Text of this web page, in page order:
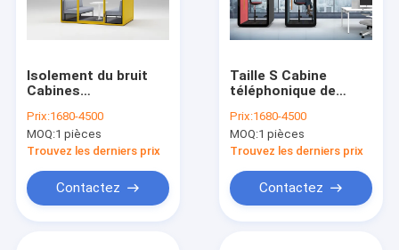
Isolement du bruit
Cabines
bureau Cabines
silencieuses
isolantes
Prix:1680-4500
MOQ:1 pièces
Trouvez les derniers prix
Contactez
Taille S Cabine
téléphonique de
Taille de couleur
personnalisée pour
une personne
Prix:1680-4500
MOQ:1 pièces
Trouvez les derniers prix
Contactez